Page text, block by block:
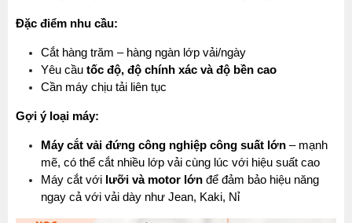
Đặc điểm nhu cầu:
Cắt hàng trăm – hàng ngàn lớp vải/ngày
Yêu cầu tốc độ, độ chính xác và độ bền cao
Cần máy chịu tải liên tục
Gợi ý loại máy:
Máy cắt vải đứng công nghiệp công suất lớn – mạnh
mẽ, có thể cắt nhiều lớp vải cùng lúc với hiệu suất cao
Máy cắt với lưỡi và motor lớn để đảm bảo hiệu năng
ngay cả với vải dày như Jean, Kaki, Nỉ